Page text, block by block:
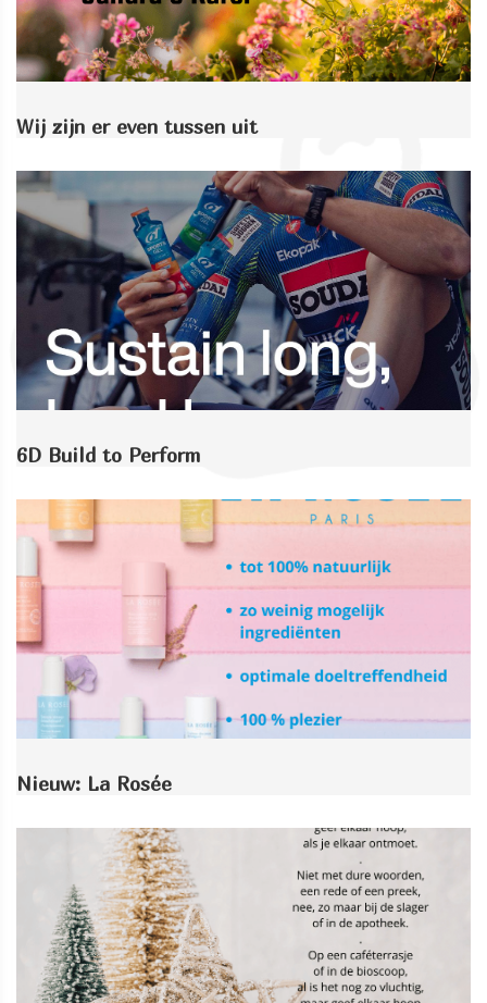
Wij zijn er even tussen uit
6D Build to Perform
Nieuw: La Rosée